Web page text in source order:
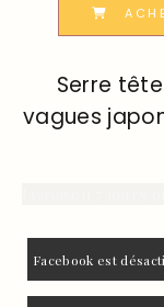
Serre
vagues
Facebook est